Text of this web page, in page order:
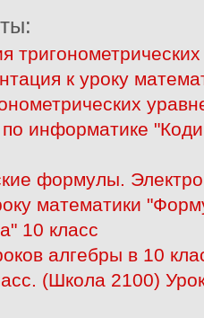
к уроку
по информатике
формулы.
математики
10 класс
алгебры в 10
(Школа 2100)